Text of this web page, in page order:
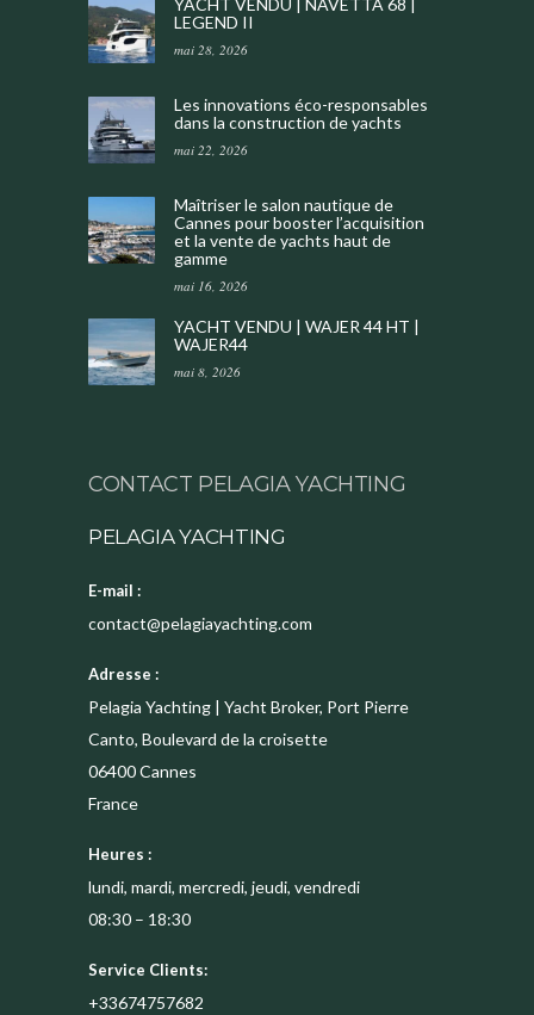
YACHT VENDU | NAVETTA 68 |
LEGEND II
mai 28, 2026
Les innovations éco-responsables
dans la construction de yachts
mai 22, 2026
Maîtriser le salon nautique de
Cannes pour booster l’acquisition
et la vente de yachts haut de
gamme
mai 16, 2026
YACHT VENDU | WAJER 44 HT |
WAJER44
mai 8, 2026
CONTACT PELAGIA YACHTING
PELAGIA YACHTING
E-mail :
contact@pelagiayachting.com
Adresse :
Pelagia Yachting | Yacht Broker, Port Pierre
Canto, Boulevard de la croisette
06400Cannes
France
Heures :
lundi, mardi, mercredi, jeudi, vendredi
08:30 – 18:30
Service Clients:
+33674757682